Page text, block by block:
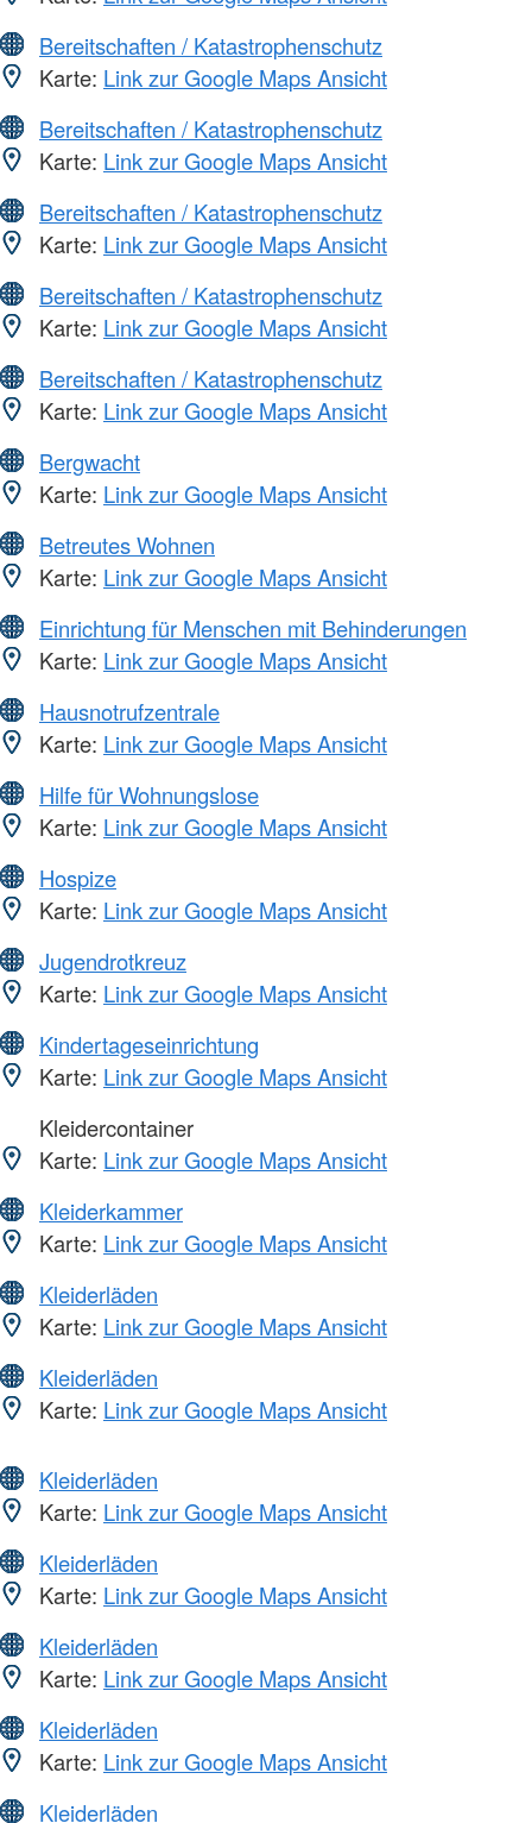
Bereitschaften / Katastrophenschutz
Karte: Link zur Google Maps Ansicht
Bereitschaften / Katastrophenschutz
Karte: Link zur Google Maps Ansicht
Bereitschaften / Katastrophenschutz
Karte: Link zur Google Maps Ansicht
Bereitschaften / Katastrophenschutz
Karte: Link zur Google Maps Ansicht
Bereitschaften / Katastrophenschutz
Karte: Link zur Google Maps Ansicht
Bergwacht
Karte: Link zur Google Maps Ansicht
Betreutes Wohnen
Karte: Link zur Google Maps Ansicht
Einrichtung für Menschen mit Behinderungen
Karte: Link zur Google Maps Ansicht
Hausnotrufzentrale
Karte: Link zur Google Maps Ansicht
Hilfe für Wohnungslose
Karte: Link zur Google Maps Ansicht
Hospize
Karte: Link zur Google Maps Ansicht
Jugendrotkreuz
Karte: Link zur Google Maps Ansicht
Kindertageseinrichtung
Karte: Link zur Google Maps Ansicht
Kleidercontainer
Karte: Link zur Google Maps Ansicht
Kleiderkammer
Karte: Link zur Google Maps Ansicht
Kleiderläden
Karte: Link zur Google Maps Ansicht
Kleiderläden
Karte: Link zur Google Maps Ansicht
Kleiderläden
Karte: Link zur Google Maps Ansicht
Kleiderläden
Karte: Link zur Google Maps Ansicht
Kleiderläden
Karte: Link zur Google Maps Ansicht
Kleiderläden
Karte: Link zur Google Maps Ansicht
Kleiderläden